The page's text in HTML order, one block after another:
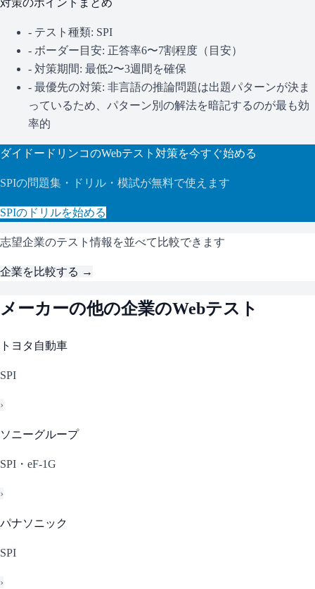
対策のポイントまとめ
- テスト種類: SPI
- ボーダー目安: 正答率6〜7割程度（目安）
- 対策期間: 最低2〜3週間を確保
- 最優先の対策: 非言語の推論問題は出題パターンが決ま
っているため、パターン別の解法を暗記するのが最も効
率的
ダイドードリンコのWebテスト対策を今すぐ始める
SPIの問題集・ドリル・模試が無料で使えます
SPIのドリルを始める
志望企業のテスト情報を並べて比較できます
企業を比較する →
メーカーの他の企業のWebテスト
トヨタ自動車
SPI
›
ソニーグループ
SPI・eF-1G
›
パナソニック
SPI
›